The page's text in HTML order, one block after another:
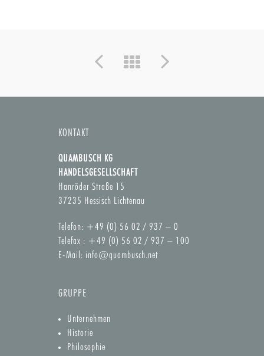
KONTAKT
QUAMBUSCH KG
HANDELSGESELLSCHAFT
Hanröder Straße 15
37235 Hessisch Lichtenau
Telefon: +49 (0) 56 02 / 937 – 0
Telefax : +49 (0) 56 02 / 937 – 100
E-Mail: info@quambusch.net
GRUPPE
Unternehmen
Historie
Philosophie